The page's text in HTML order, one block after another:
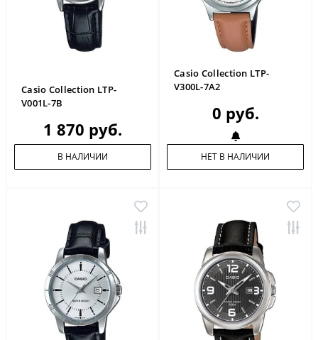
Casio Collection LTP-
V001L-7B
1 870 руб.
В НАЛИЧИИ
Casio Collection LTP-
V300L-7A2
0 руб.
НЕТ В НАЛИЧИИ